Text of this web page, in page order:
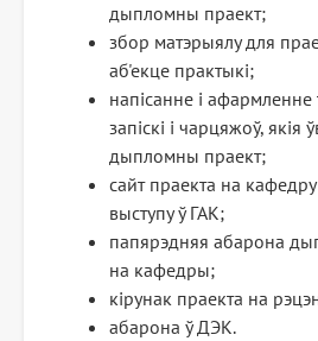
дыпломны праект;
збор матэрыялу для
аб'екце практыкі;
напісанне і афармленне
запіскі і чарцяжоў, якія
дыпломны праект;
сайт праекта на
выступу ў ГАК;
папярэдняя абарона
на кафедры;
кірунак праекта на
абарона ў ДЭК.